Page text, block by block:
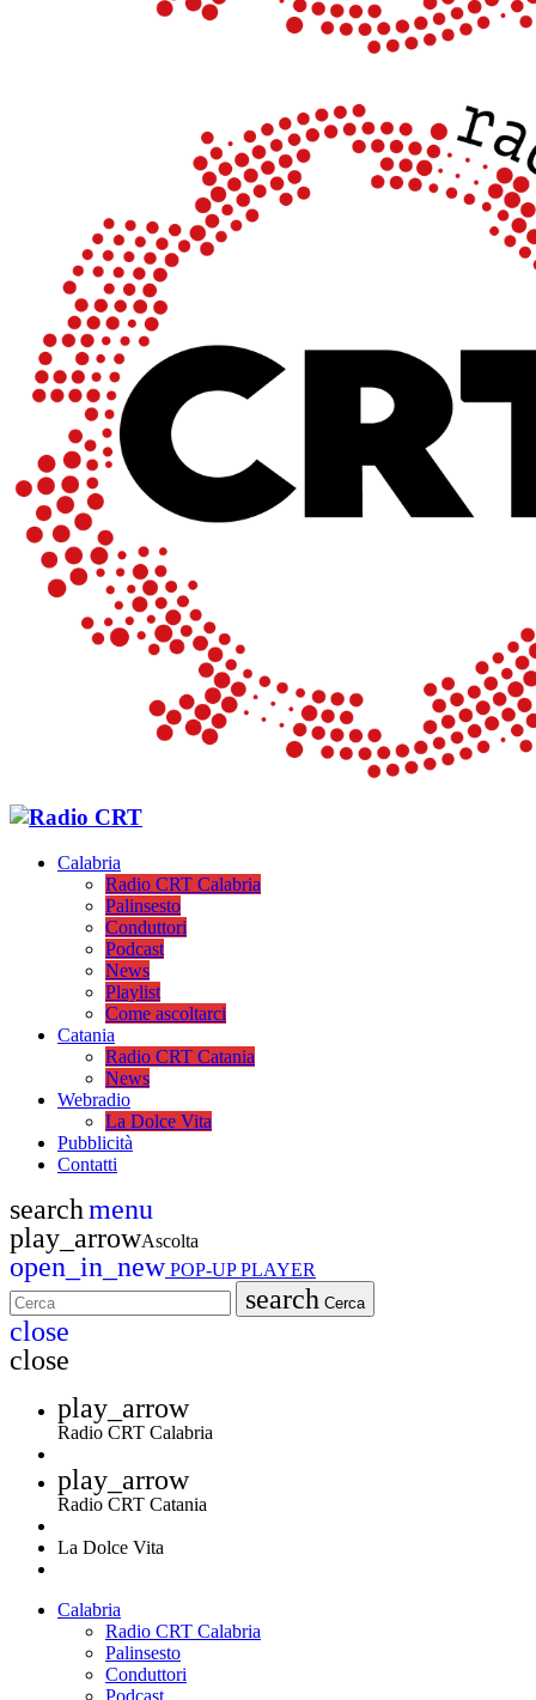
Calabria
Radio CRT Calabria
Palinsesto
Conduttori
Podcast
News
Playlist
Come ascoltarci
Catania
Radio CRT Catania
News
Webradio
La Dolce Vita
Pubblicità
Contatti
searchmenu
play_arrowAscolta
open_in_newPOP-UP PLAYER
search Cerca
close
close
play_arrow
Radio CRT Calabria
play_arrow
Radio CRT Catania
La Dolce Vita
Calabria
Radio CRT Calabria
Palinsesto
Conduttori